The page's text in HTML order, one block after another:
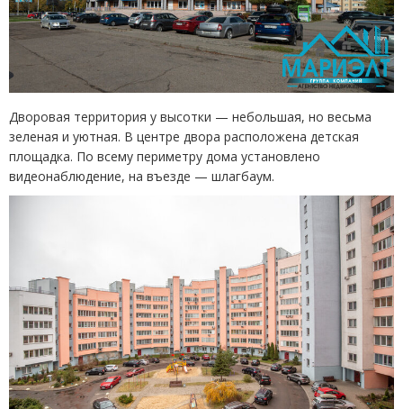
Дворовая территория у высотки — небольшая, но весьма
зеленая и уютная. В центре двора расположена детская
площадка. По всему периметру дома установлено
видеонаблюдение, на въезде — шлагбаум.